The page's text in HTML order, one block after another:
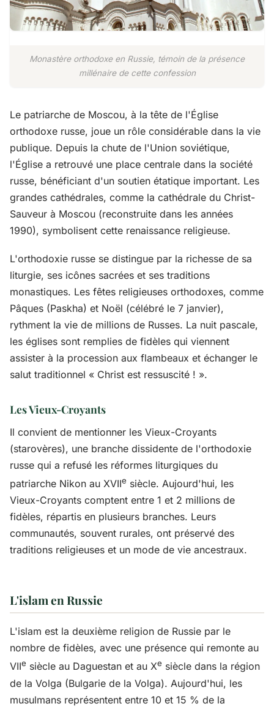
Monastère orthodoxe en Russie, témoin de la présence
millénaire de cette confession
Le patriarche de Moscou, à la tête de l'Église
orthodoxe russe, joue un rôle considérable dans la vie
publique. Depuis la chute de l'Union soviétique,
l'Église a retrouvé une place centrale dans la société
russe, bénéficiant d'un soutien étatique important. Les
grandes cathédrales, comme la cathédrale du Christ-
Sauveur à Moscou (reconstruite dans les années
1990), symbolisent cette renaissance religieuse.
L'orthodoxie russe se distingue par la richesse de sa
liturgie, ses icônes sacrées et ses traditions
monastiques. Les fêtes religieuses orthodoxes, comme
Pâques (Paskha) et Noël (célébré le 7 janvier),
rythment la vie de millions de Russes. La nuit pascale,
les églises sont remplies de fidèles qui viennent
assister à la procession aux flambeaux et échanger le
salut traditionnel « Christ est ressuscité ! ».
Les Vieux-Croyants
Il convient de mentionner les Vieux-Croyants
(starovères), une branche dissidente de l'orthodoxie
russe qui a refusé les réformes liturgiques du
patriarche Nikon au XVIIe siècle. Aujourd'hui, les
Vieux-Croyants comptent entre 1 et 2 millions de
fidèles, répartis en plusieurs branches. Leurs
communautés, souvent rurales, ont préservé des
traditions religieuses et un mode de vie ancestraux.
L'islam en Russie
L'islam est la deuxième religion de Russie par le
nombre de fidèles, avec une présence qui remonte au
VIIe siècle au Daguestan et au Xe siècle dans la région
de la Volga (Bulgarie de la Volga). Aujourd'hui, les
musulmans représentent entre 10 et 15 % de la